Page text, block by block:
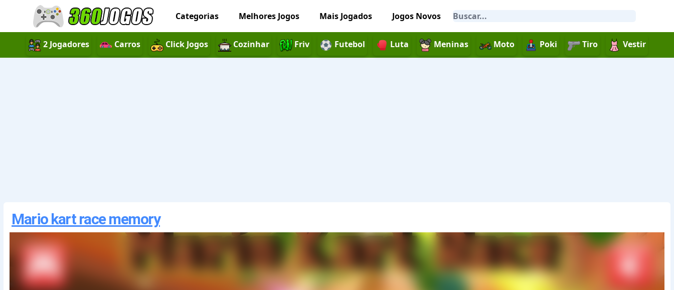
Categorias Melhores Jogos Mais Jogados Jogos Novos
2 Jogadores Carros Click Jogos Cozinhar Friv Futebol Luta Meninas Moto Poki Tiro Vestir
Mario kart race memory